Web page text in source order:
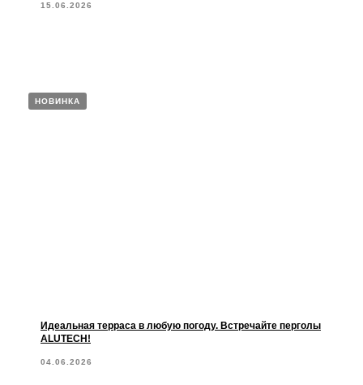
15.06.2026
НОВИНКА
Идеальная терраса в любую погоду. Встречайте перголы
ALUTECH!
04.06.2026